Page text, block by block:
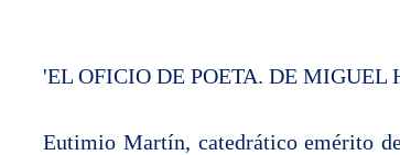
'EL OFICIO DE POETA. DE MIGUEL
Eutimio Martín, catedrático emérito